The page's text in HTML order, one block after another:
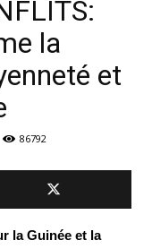
la
et
86792
la Guinée et la